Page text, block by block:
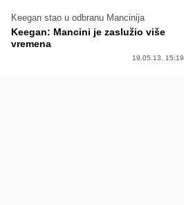
Keegan stao u odbranu Mancinija
Keegan: Mancini je zaslužio više
vremena
19.05.13. 15:19